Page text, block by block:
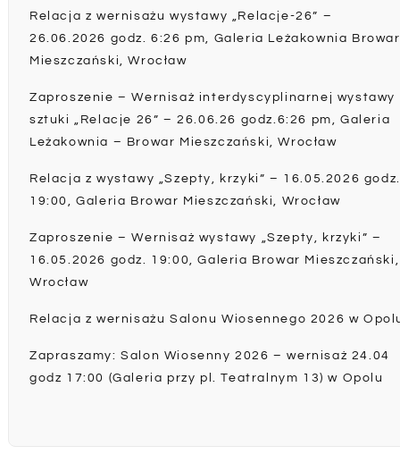
Relacja z wernisażu wystawy „Relacje-26” –
26.06.2026 godz. 6:26 pm, Galeria Leżakownia Browar
Mieszczański, Wrocław
Zaproszenie – Wernisaż interdyscyplinarnej wystawy
sztuki „Relacje 26” – 26.06.26 godz.6:26 pm, Galeria
Leżakownia – Browar Mieszczański, Wrocław
Relacja z wystawy „Szepty, krzyki” – 16.05.2026 godz.
19:00, Galeria Browar Mieszczański, Wrocław
Zaproszenie – Wernisaż wystawy „Szepty, krzyki” –
16.05.2026 godz. 19:00, Galeria Browar Mieszczański,
Wrocław
Relacja z wernisażu Salonu Wiosennego 2026 w
Zapraszamy: Salon Wiosenny 2026 – wernisaż 24.04
godz 17:00 (Galeria przy pl. Teatralnym 13) w Opolu